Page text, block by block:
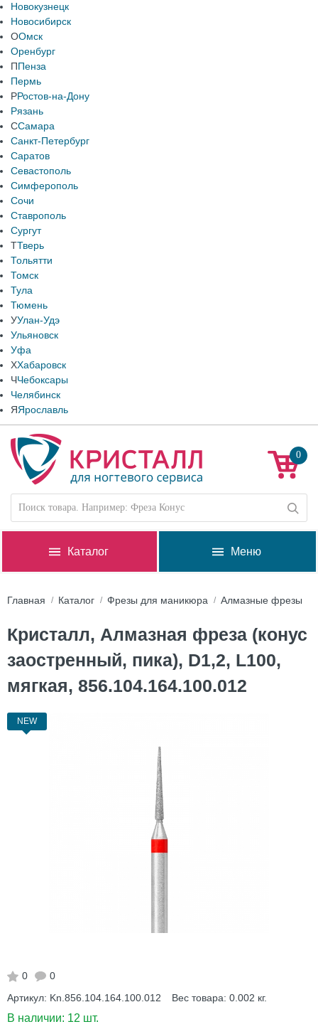
Новокузнецк
Новосибирск
ООмск
Оренбург
ППенза
Пермь
РРостов-на-Дону
Рязань
ССамара
Санкт-Петербург
Саратов
Севастополь
Симферополь
Сочи
Ставрополь
Сургут
ТТверь
Тольятти
Томск
Тула
Тюмень
УУлан-Удэ
Ульяновск
Уфа
ХХабаровск
ЧЧебоксары
Челябинск
ЯЯрославль
0
Каталог Меню
Главная Каталог Фрезы для маникюра Алмазные фрезы
Кристалл, Алмазная фреза (конус
заостренный, пика), D1,2, L100,
мягкая, 856.104.164.100.012
NEW
0
0
Артикул: Kn.856.104.164.100.012 Вес товара: 0.002 кг.
В наличии: 12 шт.